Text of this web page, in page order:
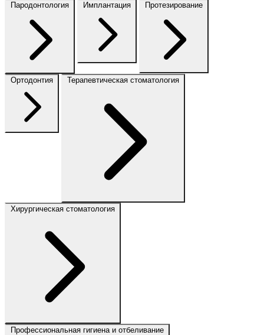
Пародонтология Имплантация Протезирование
Ортодонтия Терапевтическая стоматология
Хирургическая стоматология
Профессиональная гигиена и отбеливание